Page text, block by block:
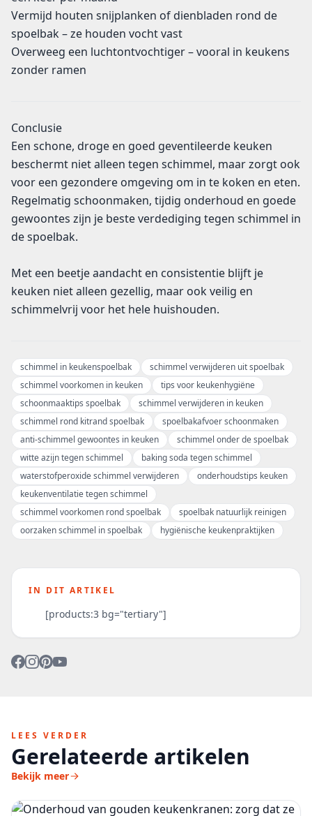
Vermijd houten snijplanken of dienbladen rond de
spoelbak – ze houden vocht vast
Overweeg een luchtontvochtiger – vooral in keukens
zonder ramen
Conclusie
Een schone, droge en goed geventileerde keuken
beschermt niet alleen tegen schimmel, maar zorgt ook
voor een gezondere omgeving om in te koken en eten.
Regelmatig schoonmaken, tijdig onderhoud en goede
gewoontes zijn je beste verdediging tegen schimmel in
de spoelbak.
Met een beetje aandacht en consistentie blijft je
keuken niet alleen gezellig, maar ook veilig en
schimmelvrij voor het hele huishouden.
schimmel in keukenspoelbak
schimmel verwijderen uit spoelbak
schimmel voorkomen in keuken
tips voor keukenhygiëne
schoonmaaktips spoelbak
schimmel verwijderen in keuken
schimmel rond kitrand spoelbak
spoelbakafvoer schoonmaken
anti-schimmel gewoontes in keuken
schimmel onder de spoelbak
witte azijn tegen schimmel
baking soda tegen schimmel
waterstofperoxide schimmel verwijderen
onderhoudstips keuken
keukenventilatie tegen schimmel
schimmel voorkomen rond spoelbak
spoelbak natuurlijk reinigen
oorzaken schimmel in spoelbak
hygiënische keukenpraktijken
IN DIT ARTIKEL
[products:3 bg="tertiary"]
LEES VERDER
Gerelateerde artikelen
Bekijk meer